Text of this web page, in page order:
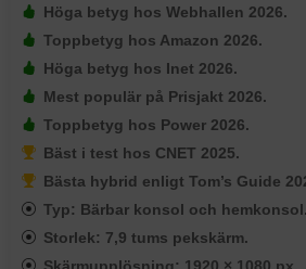
Höga betyg hos Webhallen 2026.
Toppbetyg hos Amazon 2026.
Höga betyg hos Inet 2026.
Mest populär på Prisjakt 2026.
Toppbetyg hos Power 2026.
Bäst i test hos CNET 2025.
Bästa hybrid enligt Tom’s Guide
Typ: Bärbar konsol och hemkonsol.
Storlek: 7,9 tums pekskärm.
Skärmupplösning: 1920 × 1080 px.